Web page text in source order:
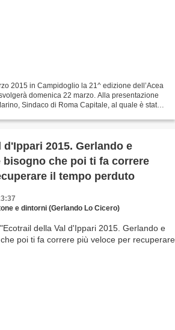
2015 in Campidoglio la 21^ edizione dell’Acea
domenica 22 marzo. Alla presentazione
Sindaco di Roma Capitale, al quale è stato
2015. Gerlando e
che poi ti fa correre
il tempo perduto
e dintorni (Gerlando Lo Cicero)